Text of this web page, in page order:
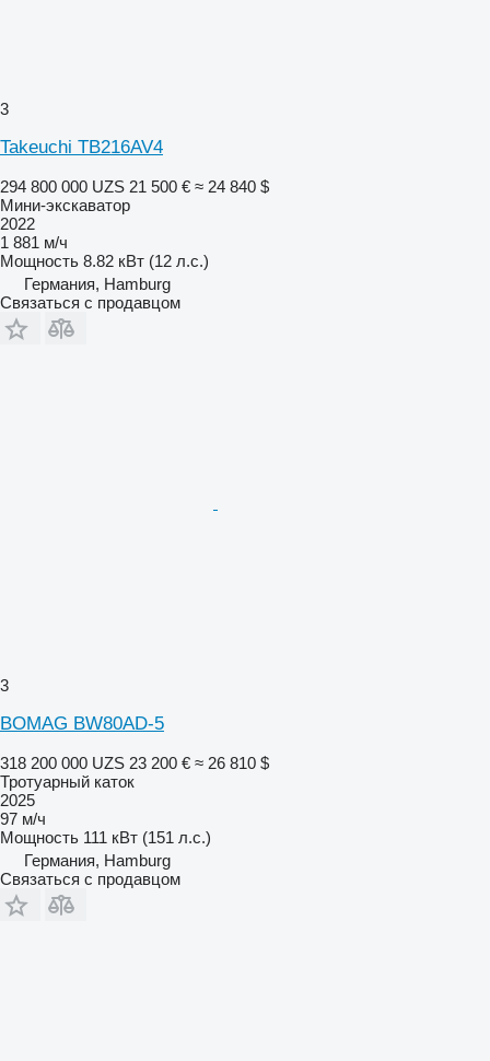
3
Takeuchi TB216AV4
294 800 000 UZS 21 500 € ≈ 24 840 $
Мини-экскаватор
2022
1 881 м/ч
Мощность 8.82 кВт (12 л.с.)
Германия, Hamburg
Связаться с продавцом
3
BOMAG BW80AD-5
318 200 000 UZS 23 200 € ≈ 26 810 $
Тротуарный каток
2025
97 м/ч
Мощность 111 кВт (151 л.с.)
Германия, Hamburg
Связаться с продавцом